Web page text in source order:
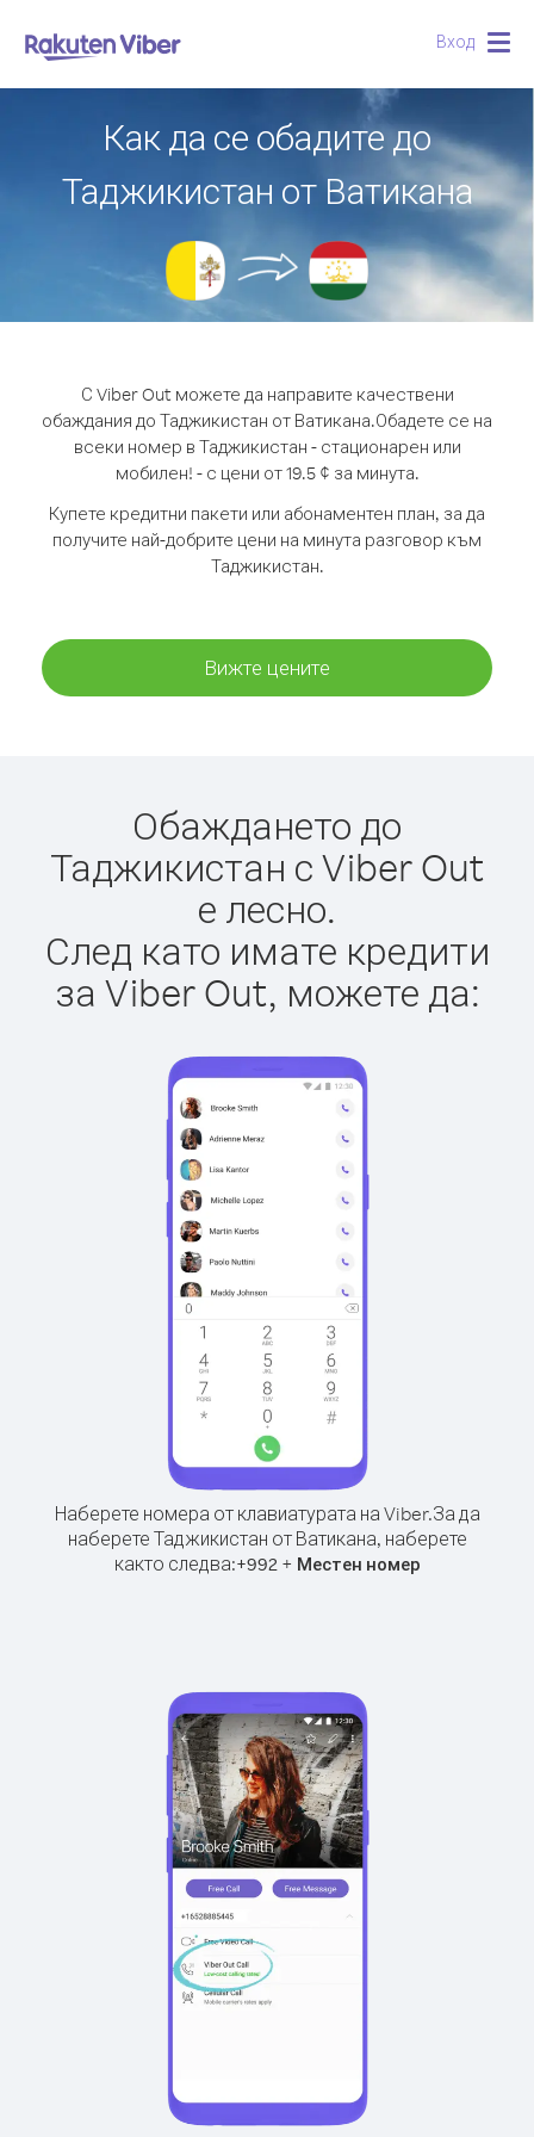
Вход
Как да се обадите до
Таджикистан от Ватикана
С Viber Out можете да направите качествени
обаждания до Таджикистан от Ватикана.Обадете се на
всеки номер в Таджикистан - стационарен или
мобилен! - с цени от 19.5 ¢ за минута.
Купете кредитни пакети или абонаментен план, за да
получите най-добрите цени на минута разговор към
Таджикистан.
Вижте цените
Обаждането до
Таджикистан с Viber Out
е лесно.
След като имате кредити
за Viber Out, можете да:
Наберете номера от клавиатурата на Viber.За да
наберете Таджикистан от Ватикана, наберете
както следва:+992+ Местен номер